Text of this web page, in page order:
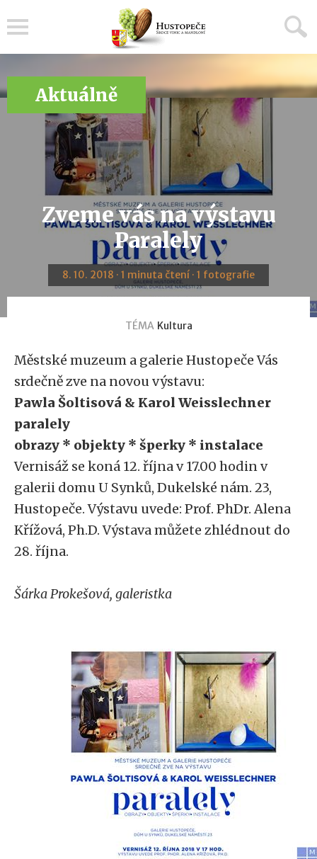
Aktuálně
Zveme vás na výstavu
Paralely
8. 10. 2018 · 1 minuta čtení · 1 fotografie
TÉMA Kultura
Městské muzeum a galerie Hustopeče Vás
srdečně zve na novou výstavu:
Pawla Šoltisová & Karol Weisslechner
paralely
obrazy * objekty * šperky * instalace
Vernisáž se koná 12. října v 17.00 hodin v
galerii domu U Synků, Dukelské nám. 23,
Hustopeče. Výstavu uvede: Prof. PhDr. Alena
Křížová, Ph.D. Výstava můžete zhlédnout do
28. října.
Šárka Prokešová, galeristka